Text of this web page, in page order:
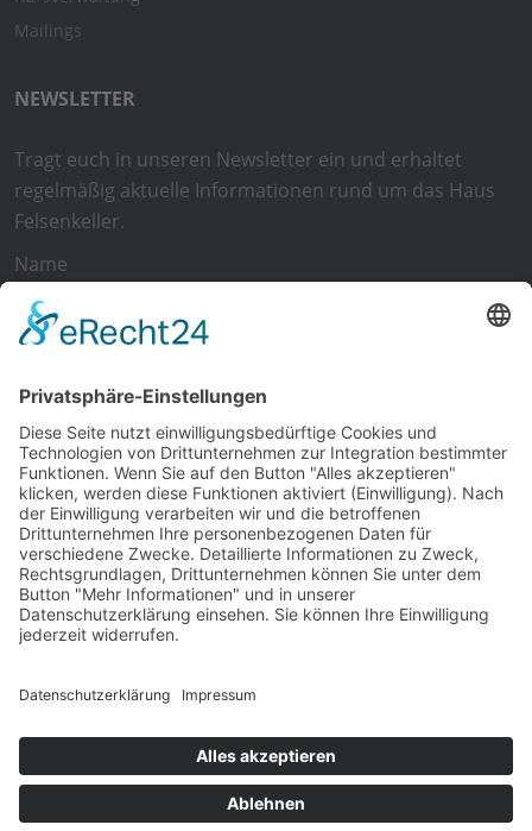
Mailings
NEWSLETTER
Tragt euch in unseren Newsletter ein und erhaltet
regelmäßig aktuelle Informationen rund um das Haus
Felsenkeller.
Name
E-Mail
akzeptiere dieAllgemeinen Geschäftsbedingungenund
dieDatenschutzerklärung